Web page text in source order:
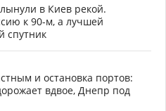
в Киев рекой.
к 90-м, а лучшей
спутник
и остановка портов:
вдвое, Днепр под